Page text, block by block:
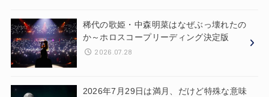
稀代の歌姫・中森明菜はなぜぶっ壊れたの
か～ホロスコープリーディング決定版
2026.07.28
2026年7月29日は満月、だけど特殊な意味